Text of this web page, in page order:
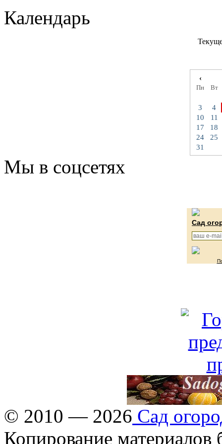
Календарь
‹
Пн Вт
3
4
10
11
17
18
24
25
31
Мы в соцсетях
Сад
© 2010 — 2026 Сад
Копирование материалов